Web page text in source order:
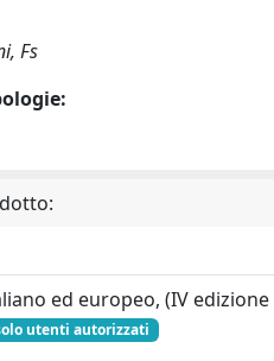
Fs
ed europeo, (IV
utenti autorizzati